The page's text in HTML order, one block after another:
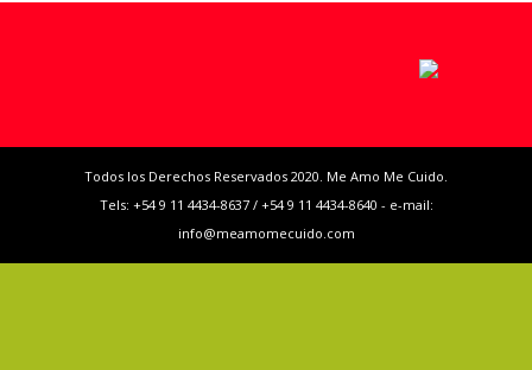
Todos los Derechos Reservados 2020. Me Amo Me Cuido.
Tels: +54 9 11 4434-8637 / +54 9 11 4434-8640 - e-mail:
info@meamomecuido.com